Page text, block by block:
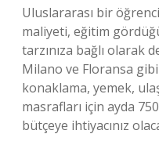
Uluslararası bir
maliyeti, eğitim
tarzınıza bağlı olarak
Milano ve Floransa
konaklama, yemek,
masrafları için ayda
bütçeye ihtiyacınız